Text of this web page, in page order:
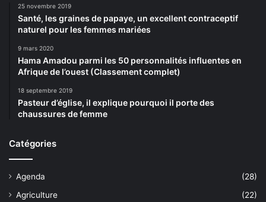
25 novembre 2019
Santé, les graines de papaye, un excellent contraceptif
naturel pour les femmes mariées
9 mars 2020
Hama Amadou parmi les 50 personnalités influentes en
Afrique de l’ouest (Classement complet)
18 septembre 2019
Pasteur d’église, il explique pourquoi il porte des
chaussures de femme
Catégories
Agenda
(28)
Agriculture
(22)